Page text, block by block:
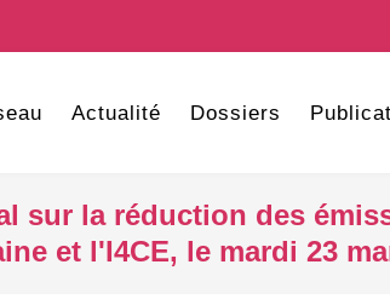
Actualité Dossiers
sur la réduction des
et l'I4CE, le mardi 23